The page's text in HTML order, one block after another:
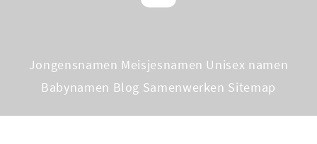
Jongensnamen Meisjesnamen Unisex namen
Babynamen Blog Samenwerken Sitemap